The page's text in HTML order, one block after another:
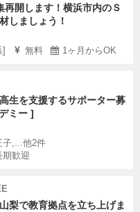
再開します！横浜市内のＳ
しましょう！
] 無料 1ヶ月からOK
生を支援するサポーター募
ミー ]
子,...他2件
期歓迎
梨で教育拠点を立ち上げま